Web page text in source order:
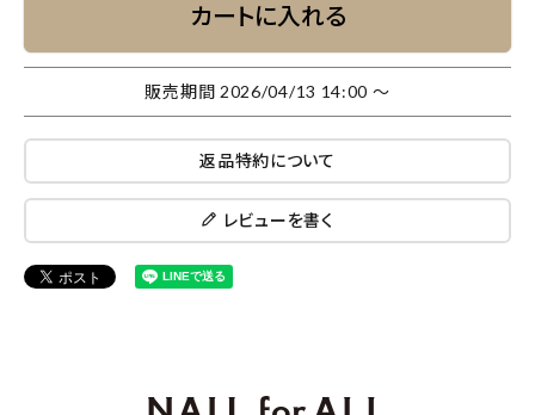
カートに入れる
販売期間 2026/04/13 14:00 〜
返品特約について
レビューを書く